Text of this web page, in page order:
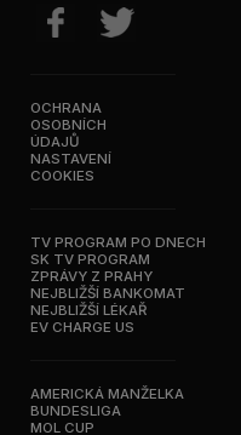
OCHRANA
OSOBNÍCH
ÚDAJŮ
NASTAVENÍ
COOKIES
TV PROGRAM PO DNECH
SK TV PROGRAM
ZPRÁVY Z PRAHY
NEJBLIŽŠÍ BANKOMAT
NEJBLIŽŠÍ LÉKAŘ
EV CHARGE US
AMERICKÁ MANŽELKA
BUNDESLIGA
MOL CUP